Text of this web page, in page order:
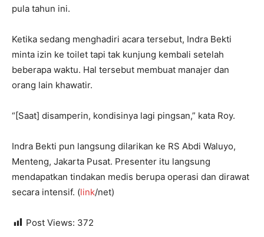
pula tahun ini.
Ketika sedang menghadiri acara tersebut, Indra Bekti
minta izin ke toilet tapi tak kunjung kembali setelah
beberapa waktu. Hal tersebut membuat manajer dan
orang lain khawatir.
“[Saat] disamperin, kondisinya lagi pingsan,” kata Roy.
Indra Bekti pun langsung dilarikan ke RS Abdi Waluyo,
Menteng, Jakarta Pusat. Presenter itu langsung
mendapatkan tindakan medis berupa operasi dan dirawat
secara intensif. (link/net)
Post Views: 372